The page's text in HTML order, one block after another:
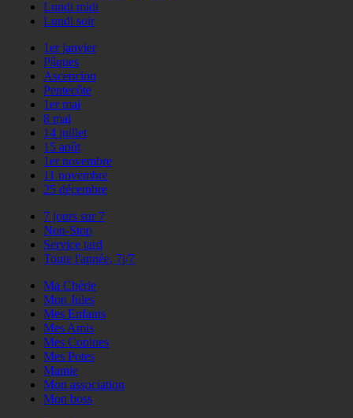
Lundi midi
Lundi soir
1er janvier
Pâques
Ascencion
Pentecôte
1er mai
8 mai
14 juillet
15 août
1er novembre
11 novembre
25 décembre
7 jours sur 7
Non-Stop
Service tard
Toute l'année, 7j/7
Ma Chérie
Mon Jules
Mes Enfants
Mes Amis
Mes Copines
Mes Potes
Mamie
Mon association
Mon boss